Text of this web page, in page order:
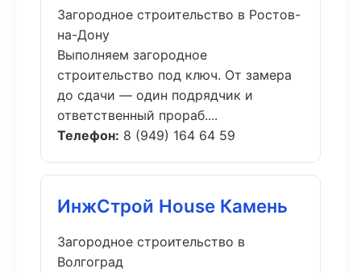
Загородное строительство в Ростов-
на-Дону
Выполняем загородное
строительство под ключ. От замера
до сдачи — один подрядчик и
ответственный прораб....
Телефон: 8 (949) 164 64 59
ИнжСтрой House Камень
Загородное строительство в
Волгоград